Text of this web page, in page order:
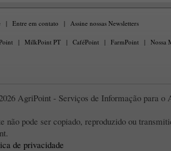
| Entre em contato | Assine nossas Newsletters
| MilkPoint PT | CaféPoint | FarmPoint | Nossa
AgriPoint - Serviços de Informação para o
não pode ser copiado, reproduzido ou
de privacidade